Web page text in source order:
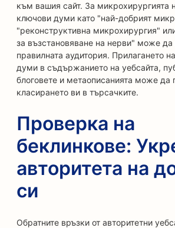
към вашия сайт. За микрохирургията
ключови думи като "най-добрият
"реконструктивна микрохирургия"
за възстановяване на нерви" може да
правилната аудитория. Прилагането
думи в съдържанието на уебсайта,
блоговете и метаописанията може да
класирането ви в търсачките.
Проверка на
беклинкове:
авторитета на
си
Обратните връзки от авторитетни